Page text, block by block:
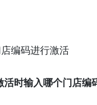
编码进行激活
时输入哪个门店编